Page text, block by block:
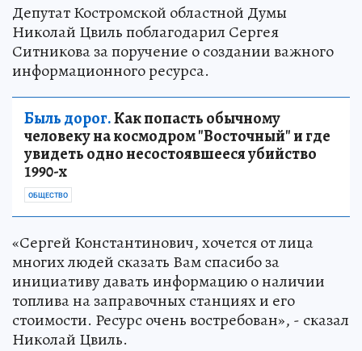
Депутат Костромской областной Думы
Николай Цвиль поблагодарил Сергея
Ситникова за поручение о создании важного
информационного ресурса.
Быль дорог.Как попасть обычному
человеку на космодром "Восточный" и где
увидеть одно несостоявшееся убийство
1990-х
ОБЩЕСТВО
«Сергей Константинович, хочется от лица
многих людей сказать Вам спасибо за
инициативу давать информацию о наличии
топлива на заправочных станциях и его
стоимости. Ресурс очень востребован», - сказал
Николай Цвиль.